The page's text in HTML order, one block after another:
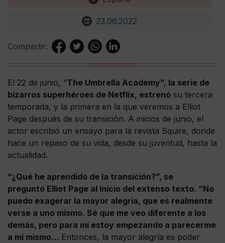
23.06.2022
Compartir:
El 22 de junio, “The Umbrella Academy”, la serie de
bizarros superhéroes de Netflix, estrenó su tercera
temporada, y la primera en la que veremos a Elliot
Page después de su transición. A inicios de junio, el
actor escribió un ensayo para la revista Squire, donde
hace un repaso de su vida, desde su juventud, hasta la
actualidad.
“¿Qué he aprendido de la transición?”, se
preguntó Elliot Page al inicio del extenso texto. “No
puedo exagerar la mayor alegría, que es realmente
verse a uno mismo. Sé que me veo diferente a los
demás, pero para mí estoy empezando a parecerme
a mí mismo… Entonces, la mayor alegría es poder